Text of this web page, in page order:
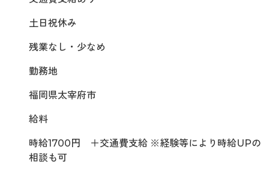
土日祝休み
残業なし・少なめ
勤務地
福岡県太宰府市
給料
時給1700円 ＋交通費支給 ※経験等により時給UPの
相談も可